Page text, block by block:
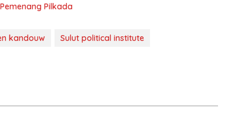
Pilkada
kandouw Sulut political institute